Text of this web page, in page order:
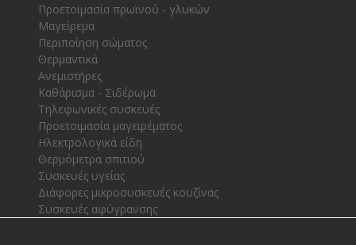
Προετοιμασία πρωϊνού - γλυκών
Μαγείρεμα
Περιποίηση σώματος
Θερμαντικά
Ανεμιστήρες
Καθάρισμα - Σιδέρωμα
Τηλεφωνικές συσκευές
Προετοιμασία μαγειρέματος
Ηλεκτρολογικά είδη
Θερμόμετρα σπιτιού
Συσκευές υγείας
Διάφορες μικροσυσκευές κουζίνας
Συσκευές αφύγρανσης